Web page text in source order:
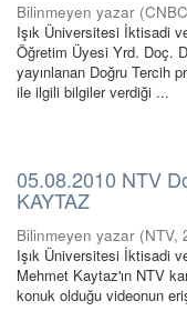
Bilinmeyen yazar (
Işık Üniversitesi İktisadi
Öğretim Üyesi Yrd. Doç.
yayınlanan Doğru Tercih
ile ilgili bilgiler verdiği ...
05.08.2010 NTV
KAYTAZ
Bilinmeyen yazar (NTV,
Işık Üniversitesi İktisadi
Mehmet Kaytaz'ın NTV
konuk olduğu videonun